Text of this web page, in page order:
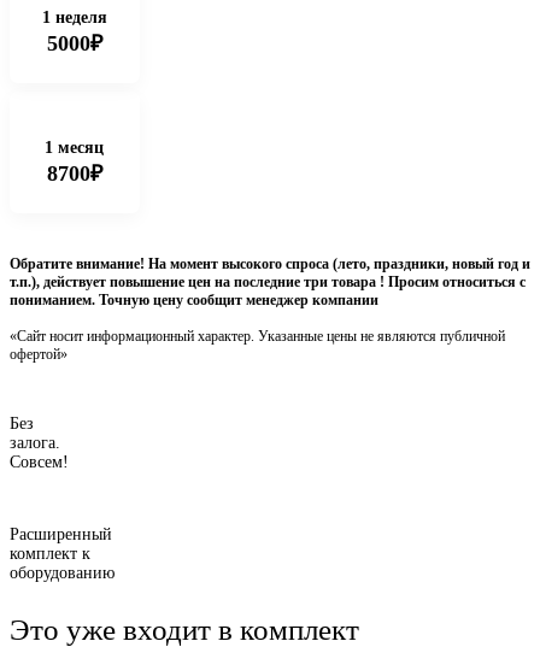
1 неделя
5000₽
1 месяц
8700₽
Обратите внимание! На момент высокого спроса (лето, праздники, новый год и
т.п.), действует повышение цен на последние три товара ! Просим относиться с
пониманием. Точную цену сообщит менеджер компании
«Сайт носит информационный характер. Указанные цены не являются публичной
офертой»
Без
залога.
Совсем!
Расширенный
комплект к
оборудованию
Это уже входит в комплект